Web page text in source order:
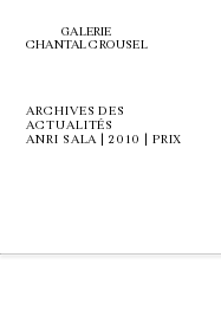
GALERIE
CHANTAL CROUSEL
ARCHIVES DES
ACTUALITÉS
ANRI SALA | 2010 | PRIX